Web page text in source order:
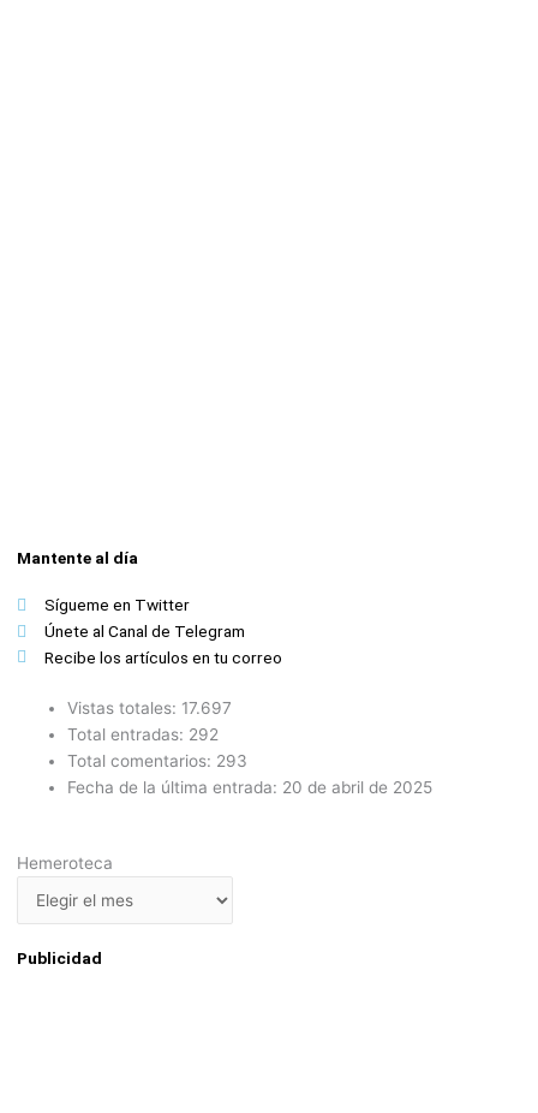
Mantente al día
Sígueme en Twitter
Únete al Canal de Telegram
Recibe los artículos en tu correo
Vistas totales: 17.697
Total entradas: 292
Total comentarios: 293
Fecha de la última entrada: 20 de abril de 2025
Hemeroteca
Hemeroteca
Publicidad